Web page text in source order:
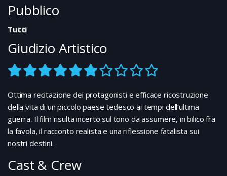
Pubblico
Tutti
Giudizio Artistico
Ottima recitazione dei protagonisti e efficace ricostruzione
della vita di un piccolo paese tedesco ai tempi dell’ultima
guerra. Il film risulta incerto sul tono da assumere, in bilico fra
la favola, il racconto realista e una riflessione fatalista sui
nostri destini.
Cast & Crew